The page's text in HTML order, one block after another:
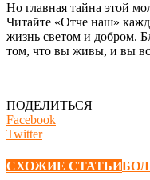
Но главная тайна этой
Читайте «Отче наш»
жизнь светом и добром.
том, что вы живы, и вы
ПОДЕЛИТЬСЯ
Facebook
Twitter
СХОЖИЕ СТАТЬИ